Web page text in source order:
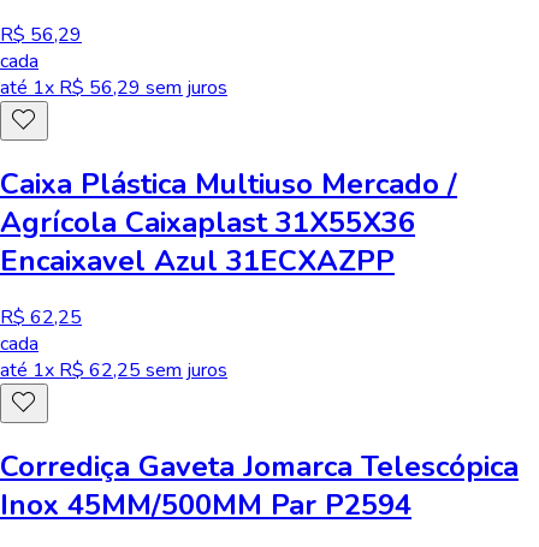
R$ 56,29
cada
até1x R$56,29sem juros
Caixa Plástica Multiuso Mercado /
Agrícola Caixaplast 31X55X36
Encaixavel Azul 31ECXAZPP
R$ 62,25
cada
até 1x R$ 62,25 sem juros
Corrediça Gaveta Jomarca Telescópica
Inox 45MM/500MM Par P2594